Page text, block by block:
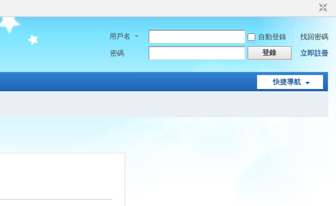
用戶名 自動登錄
找回密碼
密碼
登錄 立即註冊
快捷導航